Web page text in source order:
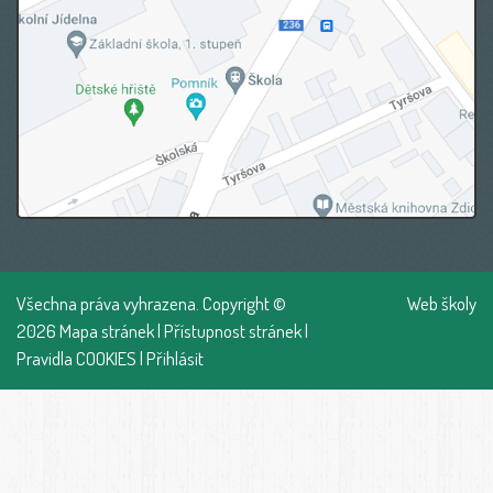
Všechna práva vyhrazena. Copyright ©
2026Mapa stránek|Přístupnost stránek|
Pravidla COOKIES|Přihlásit
Web školy